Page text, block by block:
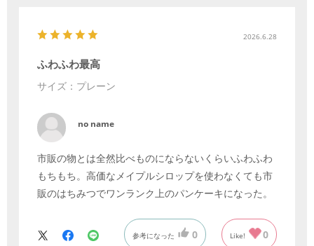
2026.6.28
ふわふわ最高
サイズ：プレーン
no name
市販の物とは全然比べものにならないくらいふわふわ
もちもち。高価なメイプルシロップを使わなくても市
販のはちみつでワンランク上のパンケーキになった。
参考になった 0 Like! 0